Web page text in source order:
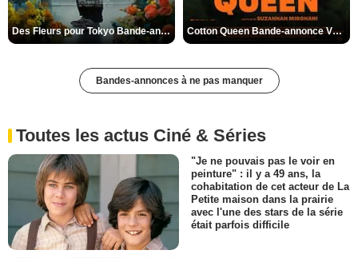
Des Fleurs pour Tokyo Bande-annonce VO STFR Cotton Queen Bande-annonce VO STFR
Bandes-annonces à ne pas manquer
Toutes les actus Ciné & Séries
"Je ne pouvais pas le voir en
peinture" : il y a 49 ans, la
cohabitation de cet acteur de La
Petite maison dans la prairie
avec l'une des stars de la série
était parfois difficile